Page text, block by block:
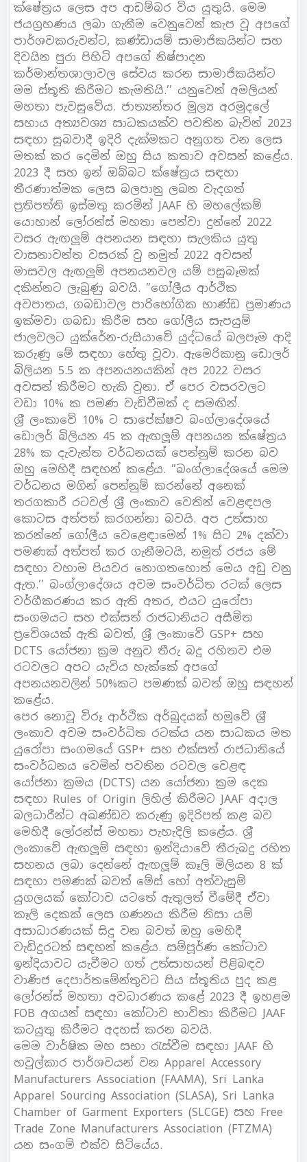
ක්ෂේත‍්‍රය ලෙස අප ආඩම්බර විය යුතුයි. මෙම
ජයග‍්‍රහණය ලබා ගැනීම වෙනුවෙන් කැප වූ අපගේ
පාර්ශවකරුවන්ට, කණ්ඩායම් සාමාජිකයින්ට සහ
දිවයින පුරා පිහිටි අපගේ නිෂ්පාදන
කර්මාන්තශාලාවල සේවය කරන සාමාජිකයින්ට
මම ස්තූති කිරීමට කැමතියි.’’ යනුවෙන් අමලියන්
මහතා පැවසුවේය. ජාත්‍යන්තර මූල්‍ය අරමුදලේ
සහාය අත්‍යවශ්‍ය සාධකයක්ව පවතින බැවින් 2023
සඳහා සුබවාදී ඉදිරි දැක්මකට අනුගත වන ලෙස
මතක් කර දෙමින් ඔහු සිය කතාව අවසන් කළේය.
2023 දී සහ ඉන් ඔබ්බට ක්ෂේත‍්‍රය සඳහා
තීරණාත්මක ලෙස බලපානු ලබන වැදගත්
ප‍්‍රතිපත්ති ඉස්මතු කරමින් JAAF හි මහලේකම්
යොහාන් ලෝරන්ස් මහතා පෙන්වා දුන්නේ 2022
වසර ඇඟලූම් අපනයන සඳහා සැලකිය යුතු
වාසනාවන්ත වසරක් වු නමුත් 2022 අවසන්
මාසවල ඇඟලූම් අපනයනවල යම් පසුබෑමක්
දකින්නට ලැබුණු බවයි. ”ගෝලීය ආර්ථික
අවපාතය, ගබඩාවල පාරිභෝගික භාණ්ඩ ප‍්‍රමාණය
ඉක්මවා ගබඩා කිරීම සහ ගෝලීය සැපයුම්
ජාලවලට යුක්රේන-රුසියාවේ යුද්ධයේ බලපෑම ආදි
කරුණු මේ සඳහා හේතු වූවා. ඇමෙරිකානු ඩොලර්
බිලියන 5.5 ක අපනයනයකින් අප 2022 වසර
අවසන් කිරීමට හැකි වුනා. ඒ පෙර වසරවලට
වඩා 10% ක පමණ වැඩිවීමක් ද සමඟින්.
ශ‍්‍රී ලංකාවේ 10% ට සාපේක්ෂව බංග්ලාදේශයේ
ඩොලර් බිලියන 45 ක ඇඟලූම් අපනයන ක්ෂේත‍්‍රය
28% ක දැවැන්ත වර්ධනයක් පෙන්නුම් කරන බව
ඔහු මෙහිදී සඳහන් කළේය. ”බංග්ලාදේශයේ මෙම
වර්ධනය මගින් පෙන්නුම් කරන්නේ අනෙක්
තරගකාරී රටවල් ශ‍්‍රී ලංකාව වෙතින් වෙළඳපල
කොටස අත්පත් කරගන්නා බවයි. අප උත්සාහ
කරන්නේ ගෝලීය වෙළෙඳාමෙන් 1% සිට 2% දක්වා
පමණක් අත්පත් කර ගැනීමටයි, නමුත් රජය මේ
සඳහා වහාම පියවර නොගතහොත් මෙය අඩු වනු
ඇත.’’ බංග්ලාදේශය අවම සංවර්ධිත රටක් ලෙස
වර්ගීකරණය කර ඇති අතර, එයට යුරෝපා
සංගමයට සහ එක්සත් රාජධානියට අසීමිත
ප‍්‍රවේශයක් ඇති බවත්, ශ‍්‍රී ලංකාවේ GSP+ සහ
DCTS යෝජනා ක‍්‍රම අනුව තීරු බදු රහිතව එම
රටවලට අපට යැවිය හැක්කේ අපගේ
අපනයනවලින් 50%කට පමණක් බවත් ඔහු සඳහන්
කළේය.
පෙර නොවූ විරූ ආර්ථික අර්බුදයක් හමුවේ ශ‍්‍රී
ලංකාව අවම සංවර්ධිත රටක්ය යන සාධකය මත
යුරෝපා සංගමයේ GSP+ සහ එක්සත් රාජධානියේ
සංවර්ධනය වෙමින් පවතින රටවල වෙළඳ
යෝජනා ක‍්‍රමය (DCTS) යන යෝජනා ක‍්‍රම දෙක
සඳහා Rules of Origin ලිහිල් කිරීමට JAAF අදාල
බලධාරීන්ට අඛණ්ඩව කරුණු ඉදිරිපත් කළ බව
මෙහිදී ලෝරන්ස් මහතා පැහැදිලි කළේය. ශ‍්‍රී
ලංකාවේ ඇඟලූම් සඳහා ඉන්දියාවේ තීරුබදු රහිත
සහනය ලබා දෙන්නේ ඇඟලූම් කෑලි මිලියන 8 ක්
සඳහා පමණක් බවත් මේස් හෝ අත්වැසුම්
යුගලයක් කෝටාව යටතේ ඇතුලත් වීමේදී ඒවා
කෑලි දෙකක් ලෙස ගණනය කිරීම නිසා යම්
අසාධාරණයක් සිදු වන බවත් ඔහු මෙහිදී
වැඩිදුරටත් සඳහන් කළේය. සම්පූර්ණ කෝටාව
ඉන්දියාවට යැවීමට ගත් උත්සාහයන් පිළිබඳව
වාණිජ දෙපාර්තමේන්තුවට සිය ස්තූතිය පුද කළ
ලෝරන්ස් මහතා අවධාරණය කළේ 2023 දී ඉහළම
FOB අගයන් සඳහා කෝටාව භාවිතා කිරීමට JAAF
කටයුතු කිරීමට අදහස් කරන බවයි.
මෙම වාර්ෂික මහ සභා රැස්වීම සඳහා JAAF හි
හවුල්කාර පාර්ශවයන් වන Apparel Accessory
Manufacturers Association (FAAMA), Sri Lanka
Apparel Sourcing Association (SLASA), Sri Lanka
Chamber of Garment Exporters (SLCGE) සහ Free
Trade Zone Manufacturers Association (FTZMA)
යන සංගම් එක්ව සිටියේය.